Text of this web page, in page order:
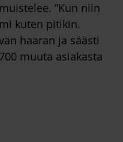
”Kun niin
kuten pitikin.
haaran ja säästi
muuta asiakasta